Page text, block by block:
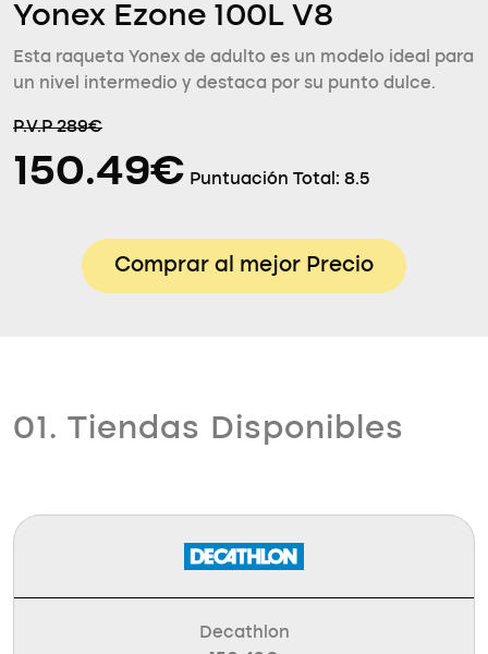
Yonex Ezone 100L V8
Esta raqueta Yonex de adulto es un modelo ideal para
un nivel intermedio y destaca por su punto dulce.
P.V.P 289€
150.49€ Puntuación Total: 8.5
Comprar al mejor Precio
01. Tiendas Disponibles
Decathlon